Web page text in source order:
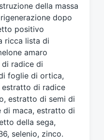
della massa
dopo
positivo
ricca lista di
amaro
radice di
foglie di ortica,
di radice
estratto di semi di
di maca, estratto di
della sega,
selenio, zinco.